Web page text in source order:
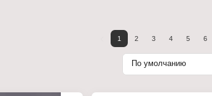
1 2 3 4 5 6
По умолчанию